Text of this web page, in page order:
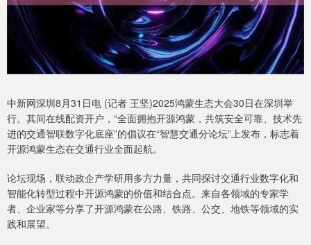
中新网深圳8月31日电 (记者 王坚)2025鸿蒙生态大会30日在深圳举
行。其间在线配资开户，“全面拥抱开源鸿蒙，共筑安全可靠、技术先
进的交通智联数字化底座”的倡议在“智慧交通分论坛”上发布，标志着
开源鸿蒙生态在交通行业全面起航。
论坛现场，联动政企产学研用多方力量，共同探讨交通行业数字化和
智能化转型过程中开源鸿蒙的价值和结合点。来自各领域的专家学
者、企业家等分享了开源鸿蒙在公路、铁路、公交、地铁等领域的实
践和展望。